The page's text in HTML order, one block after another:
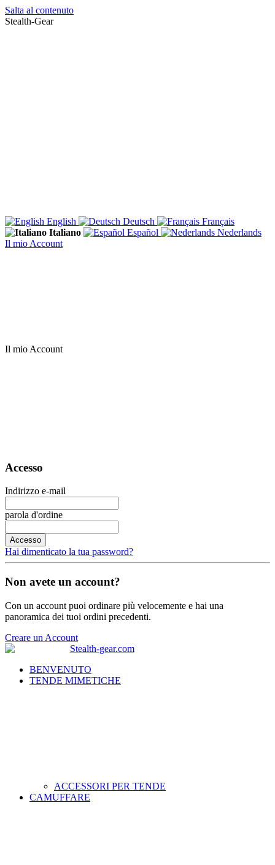
Salta al contenuto
Stealth-Gear
English Deutsch
Français
Italiano
Español
Nederlands
Il mio Account
Il mio Account
Accesso
Indirizzo e-mail
parola d'ordine
Accesso
Hai dimenticato la tua password?
Non avete un account?
Con un account puoi ordinare più velocemente e hai una
panoramica dei tuoi ordini precedenti.
Creare un Account
BENVENUTO
TENDE MIMETICHE
ACCESSORI PER TENDE
CAMUFFARE